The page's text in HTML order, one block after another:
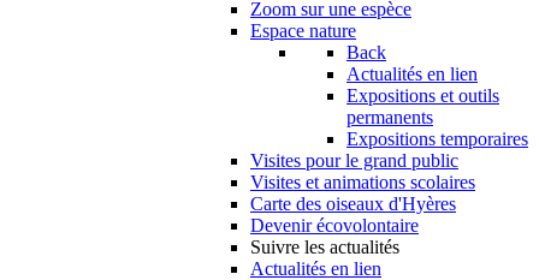
Zoom sur une espèce
Espace nature
Back
Actualités en lien
Expositions et outils
permanents
Expositions temporaires
Visites pour le grand public
Visites et animations scolaires
Carte des oiseaux d'Hyères
Devenir écovolontaire
Suivre les actualités
Actualités en lien